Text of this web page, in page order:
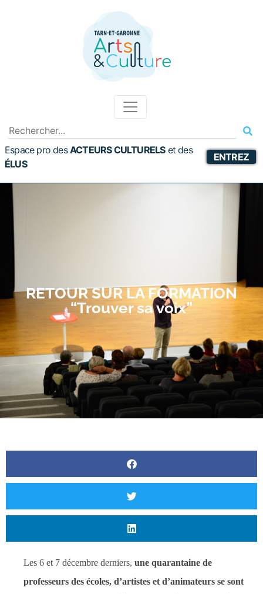
Espace pro desACTEURS CULTURELS etdes
ÉLUS
ENTREZ
RETOUR SUR LA FORMATION
“Trouver sa voix”
Les 6 et 7 décembre derniers, une quarantaine de
professeurs des écoles, d’artistes et d’animateurs se sont